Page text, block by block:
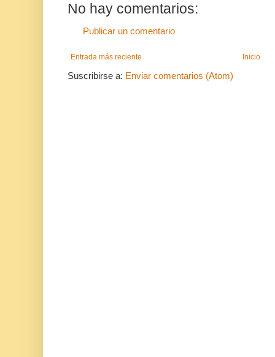
No hay comentarios:
Publicar un comentario
Entrada más reciente Inicio
Suscribirse a: Enviar comentarios (Atom)